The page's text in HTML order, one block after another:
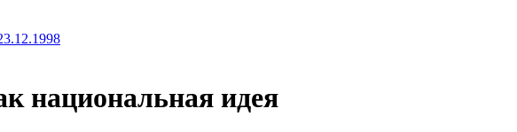
национальная идея